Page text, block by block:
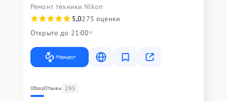
Ремонт техники Nikon
5,0275 оценки
Открыто до 21:00
Маршрут
ОбзорОтзывы 295